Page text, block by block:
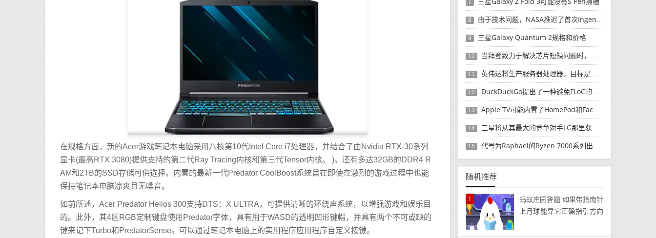
在规格方面，新的Acer游戏笔记本电脑采用八核第10代Intel Core i7处理器，并结合了由Nvidia RTX-30系列
显卡(最高RTX 3080)提供支持的第二代Ray Tracing内核和第三代Tensor内核。 )。还有多达32GB的DDR4 R
AM和2TB的SSD存储可供选择。内置的最新一代Predator CoolBoost系统旨在即使在激烈的游戏过程中也能
保持笔记本电脑凉爽且无噪音。
如前所述，Acer Predator Helios 300支持DTS：X ULTRA，可提供清晰的环绕声系统，以增强游戏和娱乐目
的。此外，其4区RGB定制键盘使用Predator字体，具有用于WASD的透明凹形键帽，并具有两个不可或缺的
键来记下Turbo和PredatorSense。可以通过笔记本电脑上的实用程序应用程序自定义按键。
7
8 由于技术问题，NASA推迟了首次Ingenuity飞行
9 三星Galaxy Quantum 2规格和价格
10 当拜登致力于解决芯片短缺问题时，英特尔承诺将为汽车制造商提供帮助
11 英伟达将生产服务器处理器，目标是英特尔
12 DuckDuckGo提出了一种避免FLoC的方法
13 Apple TV可能内置了HomePod和FaceTime摄像头
14 三星将从其最大的竞争对手LG那里获得OLED面板
15 代号为Raphael的Ryzen 7000系列出现了
随机推荐
1
蚂蚁庄园答题 如果带指南针
上月球能靠它正确指引方向